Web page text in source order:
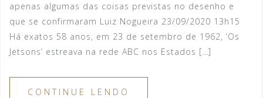
apenas algumas das coisas previstas no desenho e
que se confirmaram Luiz Nogueira 23/09/2020 13h15
Há exatos 58 anos, em 23 de setembro de 1962, ‘Os
Jetsons’ estreava na rede ABC nos Estados […]
CONTINUE LENDO